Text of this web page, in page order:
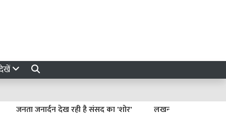
जनार्दन देख रही है संसद का 'शोर' लखनऊ-कानपुर एक्सप्रेसवे धंसने